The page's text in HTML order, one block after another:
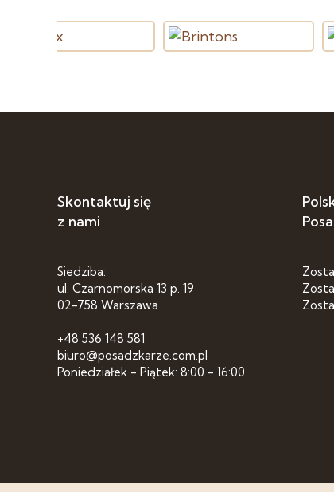
Skontaktuj się
z nami
Siedziba:
ul. Czarnomorska 13 p. 19
02-758 Warszawa
+48 536 148 581
biuro@posadzkarze.com.pl
Poniedziałek - Piątek: 8:00 - 16:00